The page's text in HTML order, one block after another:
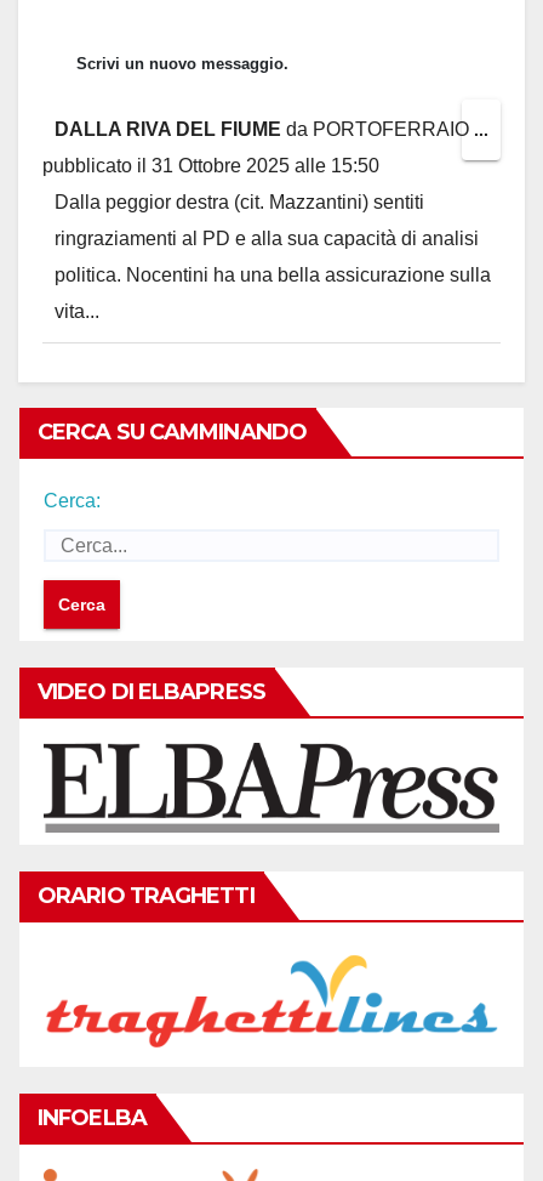
DALLA RIVA DEL FIUME da PORTOFERRAIO
pubblicato il 31 Ottobre 2025 alle 15:50
Dalla peggior destra (cit. Mazzantini) sentiti
ringraziamenti al PD e alla sua capacità di analisi
politica. Nocentini ha una bella assicurazione sulla
vita...
...
this
CERCA SU CAMMINANDO
Cerca:
VIDEO DI ELBAPRESS
ORARIO TRAGHETTI
INFOELBA